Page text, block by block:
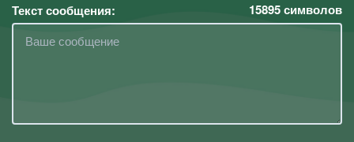
Текст сообщения: 15895символов